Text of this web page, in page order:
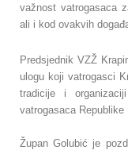
važnost vatrogasaca
ali i kod ovakvih
Predsjednik VZŽ
ulogu koji vatrogasci
tradicije i
vatrogasaca Republike
Župan Golubić je